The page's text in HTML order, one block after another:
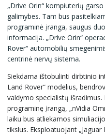
„Drive Orin“ kompiuterių
galimybes. Tam bus
programinė įranga, saugus
informacija. „Drive Orin“
Rover“ automobilių
centrinė nervų sistema.
Siekdama ištobulinti dirbtinio
Land Rover“ modelius,
valdymo specialistų išradimus.
programinę įrangą, „nVidia
laiku bus atliekamos
tikslus. Eksploatuojant